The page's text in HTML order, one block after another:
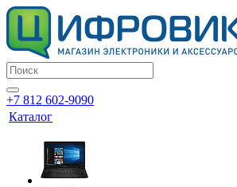
+7 812 602-9090
Каталог